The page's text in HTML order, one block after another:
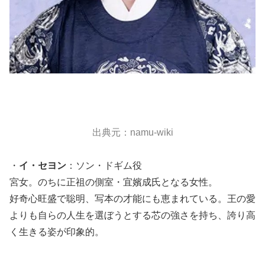
出典元：namu-wiki
・ イ・セヨン ：ソン・ドギム役
宮女。のちに正祖の側室・宜嬪成氏となる女性。
好奇心旺盛で聡明、写本の才能にも恵まれている。王の愛
よりも自らの人生を選ぼうとする芯の強さを持ち、誇り高
く生きる姿が印象的。